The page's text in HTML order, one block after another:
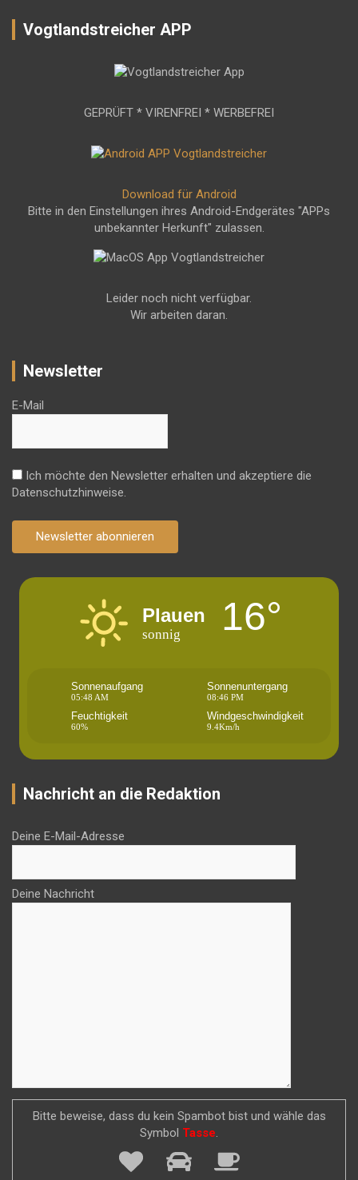
Vogtlandstreicher APP
GEPRÜFT * VIRENFREI * WERBEFREI
Download für Android
Bitte in den Einstellungen ihres Android-Endgerätes "APPs
unbekannter Herkunft" zulassen.
Leider noch nicht verfügbar.
Wir arbeiten daran.
Newsletter
E-Mail
Ich möchte den Newsletter erhalten und akzeptiere die
Datenschutzhinweise.
Newsletter abonnieren
Plauen
sonnig 16°
Sonnenaufgang
05:48 AM
Sonnenuntergang
08:46 PM
Feuchtigkeit
60%
Windgeschwindigkeit
9.4Km/h
Nachricht an die Redaktion
Deine E-Mail-Adresse
Deine Nachricht
Bitte beweise, dass du kein Spambot bist und wähle das
Symbol Tasse.